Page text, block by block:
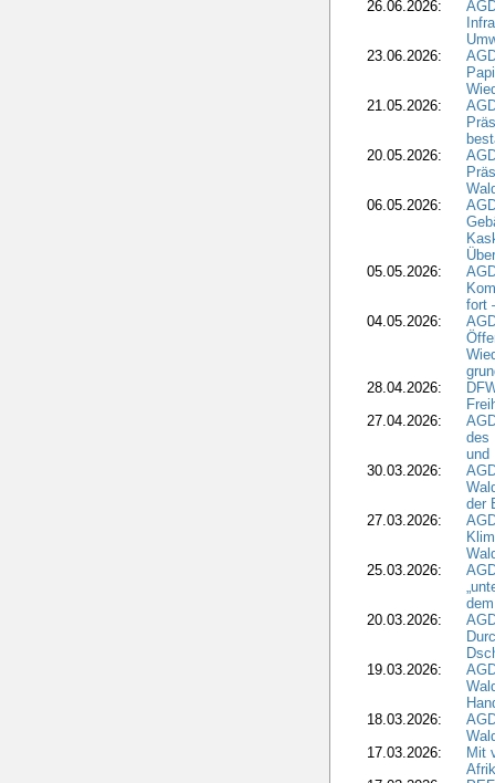
26.06.2026:
23.06.2026:
21.05.2026:
20.05.2026:
06.05.2026:
05.05.2026:
fort
04.05.2026:
28.04.2026:
27.04.2026:
des
und
30.03.2026:
der
27.03.2026:
25.03.2026:
20.03.2026:
19.03.2026:
18.03.2026:
17.03.2026:
Mit